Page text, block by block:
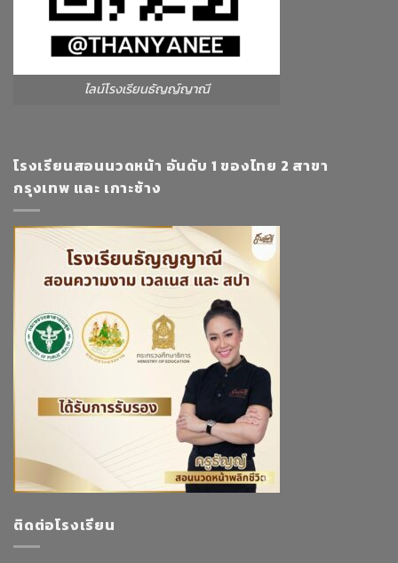
ไลน์โรงเรียนธัญญ์ญาณี
โรงเรียนสอนนวดหน้า อันดับ 1 ของไทย 2 สาขา
กรุงเทพ และ เกาะช้าง
ติดต่อโรงเรียน